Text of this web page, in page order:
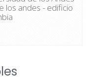
los andes - edificio